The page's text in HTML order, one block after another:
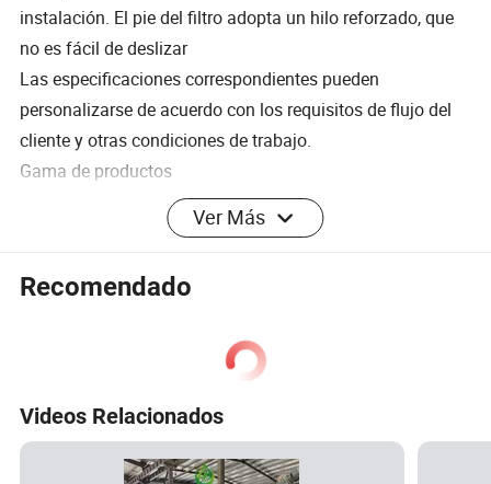
instalación. El pie del filtro adopta un hilo reforzado, que
no es fácil de deslizar
Las especificaciones correspondientes pueden
personalizarse de acuerdo con los requisitos de flujo del
cliente y otras condiciones de trabajo.
Gama de productos
Parámetros del producto
Información para pedidos
Ver Más
Recomendado
Videos Relacionados